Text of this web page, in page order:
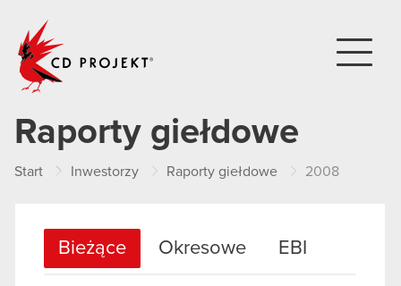
Raporty giełdowe
Start Inwestorzy Raporty giełdowe 2008
Bieżące Okresowe EBI